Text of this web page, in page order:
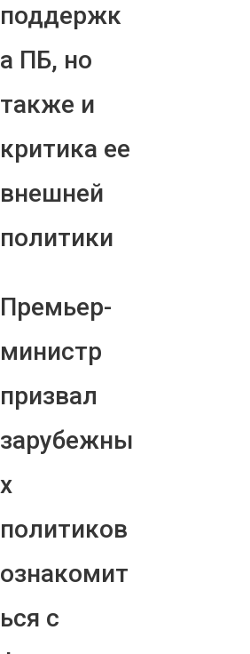
поддержк
а ПБ, но
также и
критика ее
внешней
политики
Премьер-
министр
призвал
зарубежны
х
политиков
ознакомит
ься с